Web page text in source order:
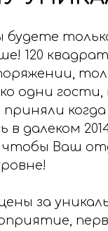
120
одни гости,
когда
в далеком
чтобы Ваш
за